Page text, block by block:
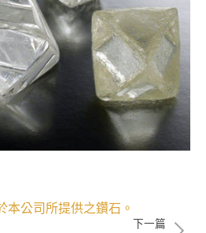
本公司所提供之鑽石。
下一篇